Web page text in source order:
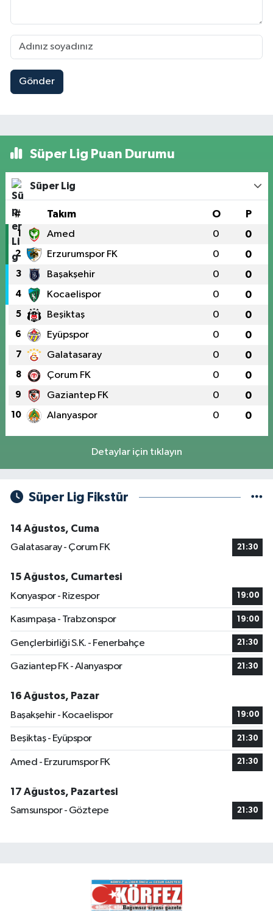
Gönder
Süper Lig Puan Durumu
Süper Lig
# Takım O P
1 Amed 0 0
2 Erzurumspor FK 0 0
3 Başakşehir 0 0
4 Kocaelispor 0 0
5 Beşiktaş 0 0
6 Eyüpspor 0 0
7 Galatasaray 0 0
8 Çorum FK 0 0
9 Gaziantep FK 0 0
10 Alanyaspor 0 0
Detaylar için tıklayın
Süper Lig Fikstür
14 Ağustos, Cuma
Galatasaray - Çorum FK
21:30
15 Ağustos, Cumartesi
Konyaspor - Rizespor
19:00
Kasımpaşa - Trabzonspor 19:00
Gençlerbirliği S.K. - Fenerbahçe 21:30
Gaziantep FK - Alanyaspor 21:30
16 Ağustos, Pazar
Başakşehir - Kocaelispor
19:00
Beşiktaş - Eyüpspor 21:30
Amed - Erzurumspor FK 21:30
17 Ağustos, Pazartesi
Samsunspor - Göztepe
21:30